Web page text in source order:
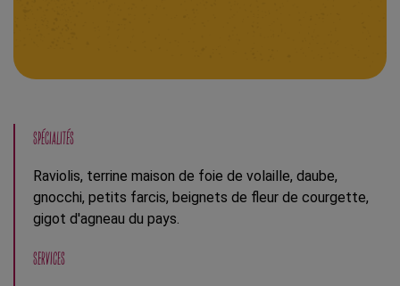
SPÉCIALITÉS
Raviolis, terrine maison de foie de volaille, daube,
gnocchi, petits farcis, beignets de fleur de courgette,
gigot d'agneau du pays.
SERVICES